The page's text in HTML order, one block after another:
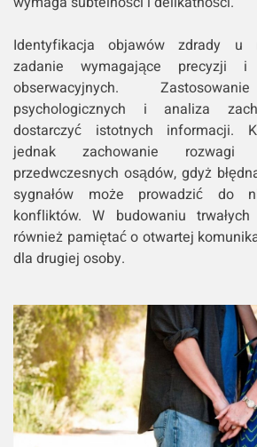
Identyfikacja objawów zdrady u
zadanie wymagające precyzji i
obserwacyjnych.
psychologicznych i analiza
dostarczyć istotnych informacji.
jednak zachowanie
przedwczesnych osądów, gdyż
sygnałów może prowadzić do
konfliktów. W budowaniu
również pamiętać o otwartej
dla drugiej osoby.